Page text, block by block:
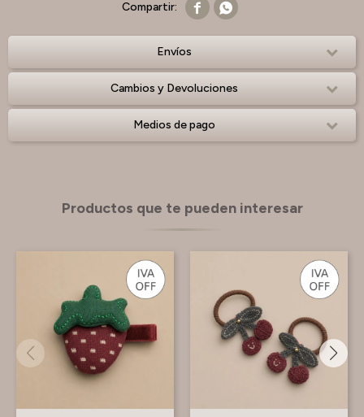
 
Envíos
Cambios y Devoluciones
Medios de pago
Productos que te pueden interesar